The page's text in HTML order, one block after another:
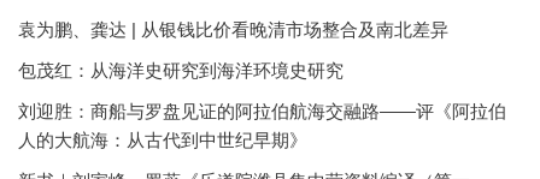
袁为鹏、龚达 | 从银钱比价看晚清市场整合及南北差异
包茂红：从海洋史研究到海洋环境史研究
刘迎胜：商船与罗盘见证的阿拉伯航海交融路——评《阿拉伯
人的大航海：从古代到中世纪早期》